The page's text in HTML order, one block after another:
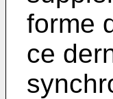
forme
ce